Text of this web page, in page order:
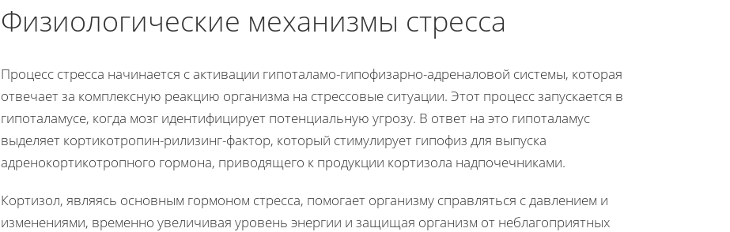
Физиологические механизмы стресса
Процесс стресса начинается с активации гипоталамо-гипофизарно-адреналовой системы, которая
отвечает за комплексную реакцию организма на стрессовые ситуации. Этот процесс запускается в
гипоталамусе, когда мозг идентифицирует потенциальную угрозу. В ответ на это гипоталамус
выделяет кортикотропин-рилизинг-фактор, который стимулирует гипофиз для выпуска
адренокортикотропного гормона, приводящего к продукции кортизола надпочечниками.
Кортизол, являясь основным гормоном стресса, помогает организму справляться с давлением и
изменениями, временно увеличивая уровень энергии и защищая организм от неблагоприятных